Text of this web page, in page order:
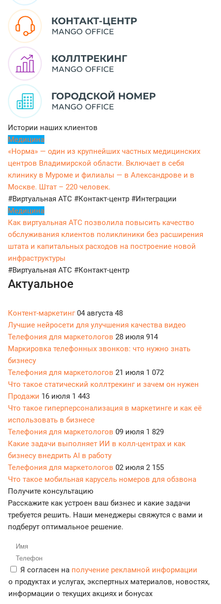
Истории наших клиентов
Медицина
«Норма» — один из крупнейших частных медицинских
центров Владимирской области. Включает в себя
клинику в Муроме и филиалы — в Александрове и в
Москве. Штат – 220 человек.
#Виртуальная АТС #Контакт-центр #Интеграции
Медицина
Как виртуальная АТС позволила повысить качество
обслуживания клиентов поликлиники без расширения
штата и капитальных расходов на построение новой
инфраструктуры
#Виртуальная АТС #Контакт-центр
Актуальное
Контент-маркетинг04 августа 48
Лучшие нейросети для улучшения качества видео
Телефония для маркетологов 28 июля 914
Маркировка телефонных звонков: что нужно знать
бизнесу
Телефония для маркетологов 21 июля 1 072
Что такое статический коллтрекинг и зачем он нужен
Продажи 16 июля 1 443
Что такое гиперперсонализация в маркетинге и как её
использовать в бизнесе
Телефония для маркетологов 09 июля 1 829
Какие задачи выполняет ИИ в колл-центрах и как
бизнесу внедрить AI в работу
Телефония для маркетологов 02 июля 2 155
Что такое мобильная карусель номеров для обзвона
Получите консультацию
Расскажите как устроен ваш бизнес и какие задачи
требуется решить. Наши менеджеры свяжутся с вами и
подберут оптимальное решение.
Я согласен на получение рекламной информации
о продуктах и услугах, экспертных материалов, новостях,
информации о текущих акциях и бонусах